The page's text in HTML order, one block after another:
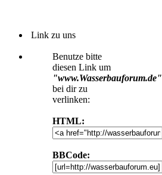
Link zu uns
Benutze bitte
diesen Link um
"www.Wasserbauforum.de"
bei dir zu
verlinken:
HTML:
BBCode: